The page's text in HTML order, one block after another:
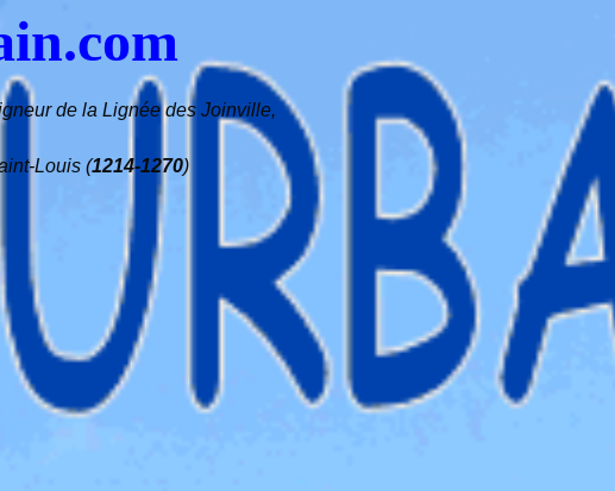
de la Lignée des Joinville,
Louis (1214-1270)